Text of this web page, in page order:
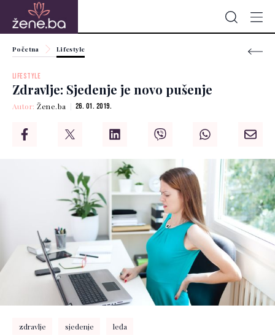
Početna Lifestyle
LIFESTYLE
Zdravlje: Sjedenje je novo pušenje
Autor:Žene.ba 26. 01. 2019.
zdravlje sjedenje leđa